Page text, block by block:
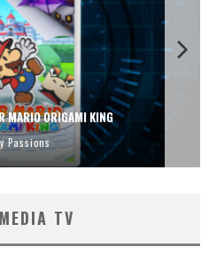
MARIO ORIGAMI KING
Passions
TV